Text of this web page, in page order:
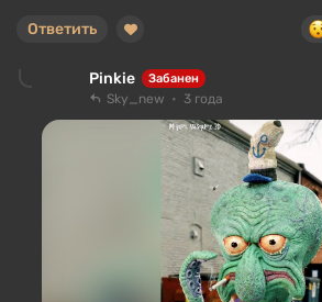
Ответить
Pinkie Забанен
Sky_new 3 года